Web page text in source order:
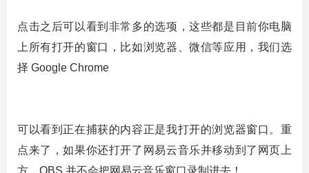
点击之后可以看到非常多的选项，这些都是目前你电脑
上所有打开的窗口，比如浏览器、微信等应用，我们选
择 Google Chrome
可以看到正在捕获的内容正是我打开的浏览器窗口。重
点来了，如果你还打开了网易云音乐并移动到了网页上
方，OBS 并不会把网易云音乐窗口录制进去！